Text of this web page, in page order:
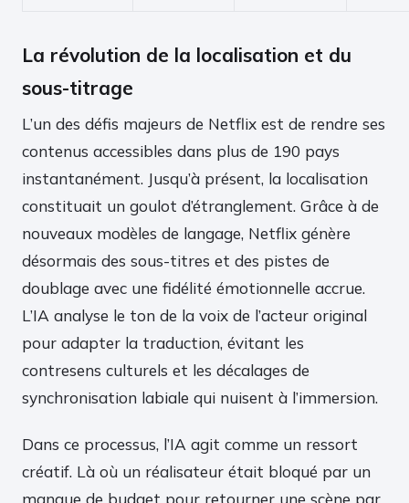
La révolution de la localisation et du
sous-titrage
L’un des défis majeurs de Netflix est de rendre ses
contenus accessibles dans plus de 190 pays
instantanément. Jusqu’à présent, la localisation
constituait un goulot d’étranglement. Grâce à de
nouveaux modèles de langage, Netflix génère
désormais des sous-titres et des pistes de
doublage avec une fidélité émotionnelle accrue.
L’IA analyse le ton de la voix de l’acteur original
pour adapter la traduction, évitant les
contresens culturels et les décalages de
synchronisation labiale qui nuisent à l’immersion.
Dans ce processus, l’IA agit comme un ressort
créatif. Là où un réalisateur était bloqué par un
manque de budget pour retourner une scène par